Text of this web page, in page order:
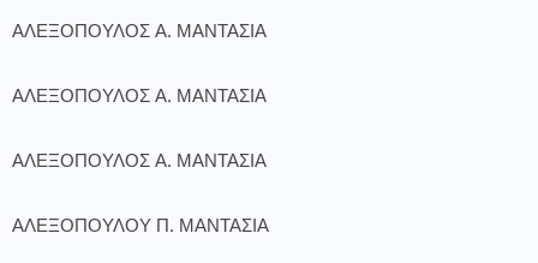
ΑΛΕΞΟΠΟΥΛΟΣ Α. ΜΑΝΤΑΣΙΑ
ΑΛΕΞΟΠΟΥΛΟΣ Α. ΜΑΝΤΑΣΙΑ
ΑΛΕΞΟΠΟΥΛΟΣ Α. ΜΑΝΤΑΣΙΑ
ΑΛΕΞΟΠΟΥΛΟΥ Π. ΜΑΝΤΑΣΙΑ